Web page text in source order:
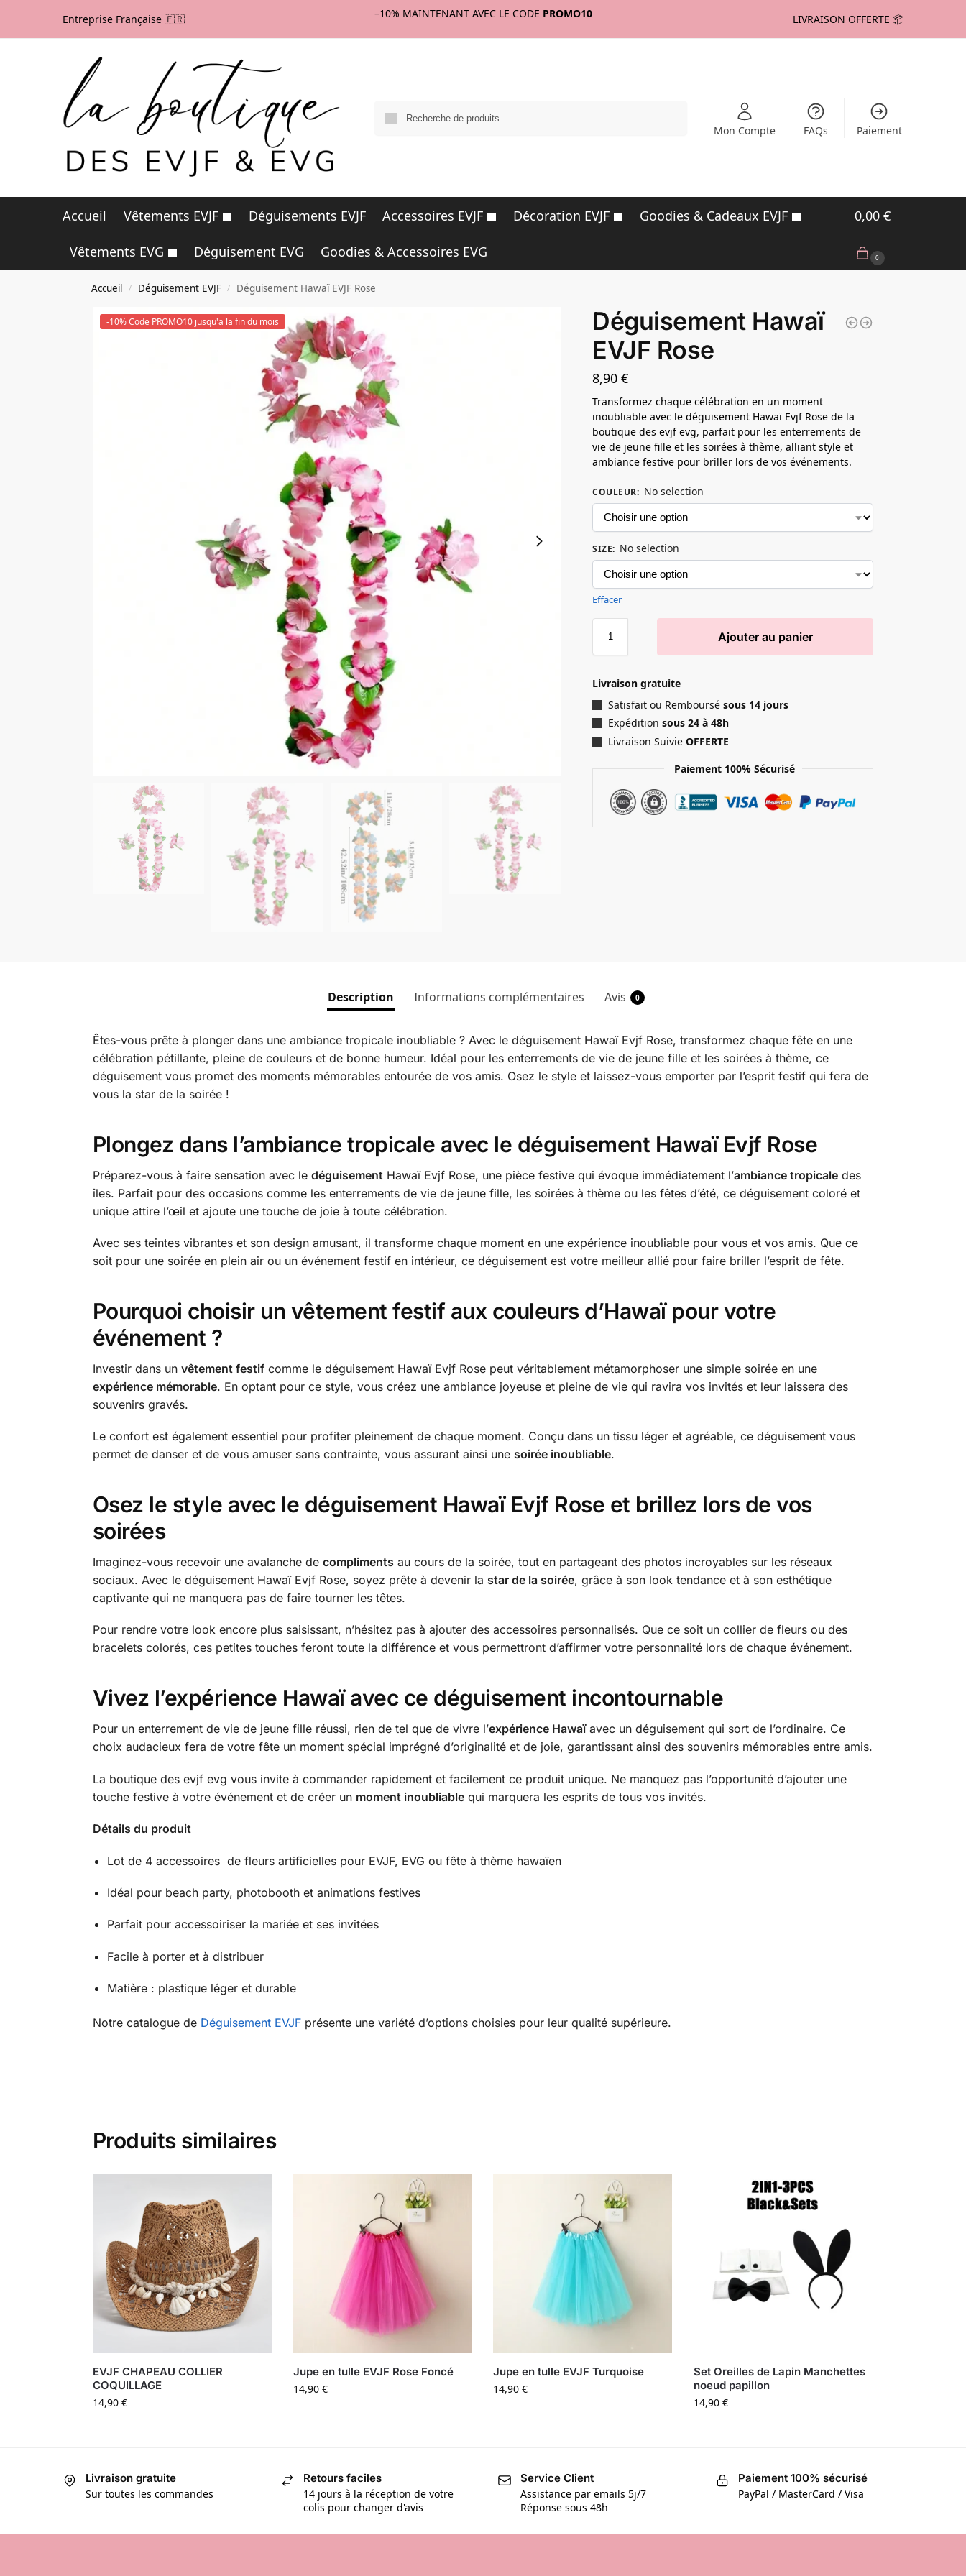
Entreprise Française 🇫🇷 –10% MAINTENANT AVEC LE CODE PROMO10 LIVRAISON OFFERTE 📦
Mon Compte FAQs Paiement
Accueil Vêtements EVJF Déguisements EVJF Accessoires EVJF Décoration EVJF Goodies & Cadeaux EVJF
Vêtements EVG Déguisement EVG Goodies & Accessoires EVG
0,00 €
0
Accueil / Déguisement EVJF / Déguisement Hawaï EVJF Rose
-10% Code PROMO10 jusqu'a la fin du mois
Déguisement Hawaï
EVJF Rose
8,90€
Transformez chaque célébration en un moment
inoubliable avec le déguisement Hawaï Evjf Rose de la
boutique des evjf evg, parfait pour les enterrements de
vie de jeune fille et les soirées à thème, alliant style et
ambiance festive pour briller lors de vos événements.
COULEUR: No selection
SIZE: No selection
Effacer
Ajouter au panier
Livraison gratuite
Satisfait ou Remboursésous 14 jours
Expédition sous 24 à 48h
Livraison SuivieOFFERTE
Paiement 100% Sécurisé
Description Informations complémentaires Avis 0
Êtes-vous prête à plonger dans une ambiance tropicale inoubliable ? Avec le déguisement Hawaï Evjf Rose, transformez chaque fête en une
célébration pétillante, pleine de couleurs et de bonne humeur. Idéal pour les enterrements de vie de jeune fille et les soirées à thème, ce
déguisement vous promet des moments mémorables entourée de vos amis. Osez le style et laissez-vous emporter par l’esprit festif qui fera de
vous la star de la soirée !
Plongez dans l’ambiance tropicale avec le déguisement Hawaï Evjf Rose
Préparez-vous à faire sensation avec le déguisement Hawaï Evjf Rose, une pièce festive qui évoque immédiatement l’ambiance tropicaledes
îles. Parfait pour des occasions comme les enterrements de vie de jeune fille, les soirées à thème ou les fêtes d’été, ce déguisement coloré et
unique attire l’œil et ajoute une touche de joie à toute célébration.
Avec ses teintes vibrantes et son design amusant, il transforme chaque moment en une expérience inoubliable pour vous et vos amis. Que ce
soit pour une soirée en plein air ou un événement festif en intérieur, ce déguisement est votre meilleur allié pour faire briller l’esprit de fête.
Pourquoi choisir un vêtement festif aux couleurs d’Hawaï pour votre
événement ?
Investir dans un vêtement festifcomme le déguisement Hawaï Evjf Rose peut véritablement métamorphoser une simple soirée en une
expérience mémorable. En optant pour ce style, vous créez une ambiance joyeuse et pleine de vie qui ravira vos invités et leur laissera des
souvenirs gravés.
Le confort est également essentiel pour profiter pleinement de chaque moment. Conçu dans un tissu léger et agréable, ce déguisement vous
permet de danser et de vous amuser sans contrainte, vous assurant ainsi une soirée inoubliable.
Osez le style avec le déguisement Hawaï Evjf Rose et brillez lors de vos
soirées
Imaginez-vous recevoir une avalanche de compliments au cours de la soirée, tout en partageant des photos incroyables sur les réseaux
sociaux. Avec le déguisement Hawaï Evjf Rose, soyez prête à devenir la star de la soirée, grâce à son look tendance et à son esthétique
captivante qui ne manquera pas de faire tourner les têtes.
Pour rendre votre look encore plus saisissant, n’hésitez pas à ajouter des accessoires personnalisés. Que ce soit un collier de fleurs ou des
bracelets colorés, ces petites touches feront toute la différence et vous permettront d’affirmer votre personnalité lors de chaque événement.
Vivez l’expérience Hawaï avec ce déguisement incontournable
Pour un enterrement de vie de jeune fille réussi, rien de tel que de vivre l’expérience Hawaïavec un déguisement qui sort de l’ordinaire. Ce
choix audacieux fera de votre fête un moment spécial imprégné d’originalité et de joie, garantissant ainsi des souvenirs mémorables entre amis.
La boutique des evjf evg vous invite à commander rapidement et facilement ce produit unique. Ne manquez pas l’opportunité d’ajouter une
touche festive à votre événement et de créer un moment inoubliablequi marquera les esprits de tous vos invités.
Détails du produit
Lot de 4 accessoires de fleurs artificielles pour EVJF, EVG ou fête à thème hawaïen
Idéal pour beach party, photobooth et animations festives
Parfait pour accessoiriser la mariée et ses invitées
Facile à porter et à distribuer
Matière : plastique léger et durable
Notre catalogue de Déguisement EVJFprésente une variété d’options choisies pour leur qualité supérieure.
Produits similaires
EVJF CHAPEAU COLLIER
COQUILLAGE
14,90 €
Jupe en tulle EVJF Rose Foncé
14,90 €
Jupe en tulle EVJF Turquoise
14,90€
Set Oreilles de Lapin Manchettes
noeud papillon
14,90€
Livraison gratuite
Sur toutes les commandes
Retours faciles
14 jours à la réception de votre
colis pour changer d'avis
Service Client
Assistance par emails 5j/7
Réponse sous 48h
Paiement 100% sécurisé
PayPal / MasterCard / Visa